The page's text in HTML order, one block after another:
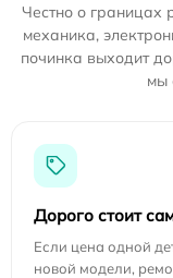
Честно о границах
механика,
починка выходит
мы
Дорого стоит
Если цена одной
новой модели,